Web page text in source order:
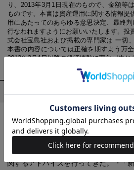
り、2013年3月1日現在のもので、金額等
ものです。本書は資産運用に関する情報提
用にあたってのあらゆる意思決定、最終
行なわれますようにお願いいたします。投
式会社宝島社および掲載の専門家は 一切
本書の内容については正確を期すよう万
2013年3月1日以降の経済情勢に変化が生
プロフィ
生活デザイン株式会社代表取締役。慶
その後2001年に家計の見直し相談セン
関するアドバイスを行ってきた。『「